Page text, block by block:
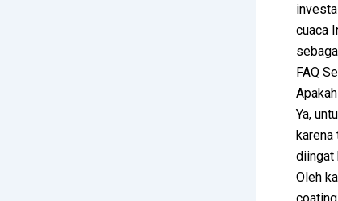
cuaca
FAQ
Ya,
karena
diingat
Oleh